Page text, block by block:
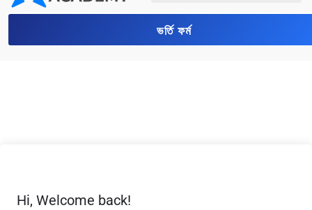
ভর্তি ফর্ম
Hi, Welcome back!